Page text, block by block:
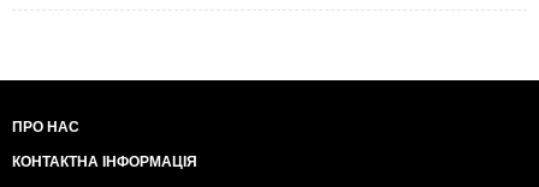
ПРО НАС
КОНТАКТНА ІНФОРМАЦІЯ